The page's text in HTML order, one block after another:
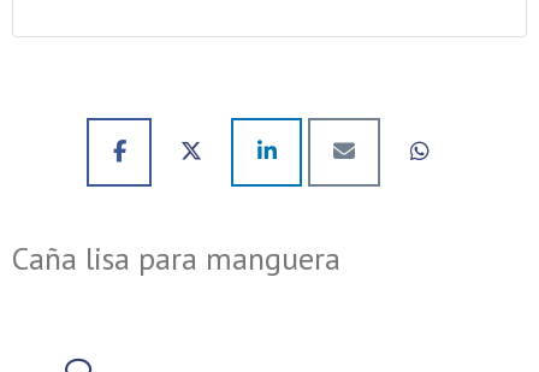
Caña lisa para manguera